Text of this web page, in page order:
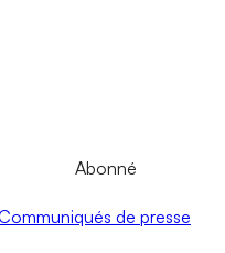
Abonné
de presse